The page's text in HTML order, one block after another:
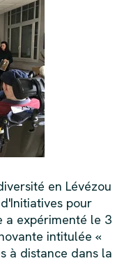
en Lévézou
pour
a expérimenté le 3
intitulée «
à distance dans la